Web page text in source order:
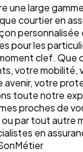
une large
courtier en
pour les
clef. Que
votre mobilité,
avenir, votre
toute notre
proches de
par tout autre
en